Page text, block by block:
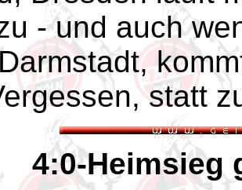
- und auch
statt
4:0-Heimsieg